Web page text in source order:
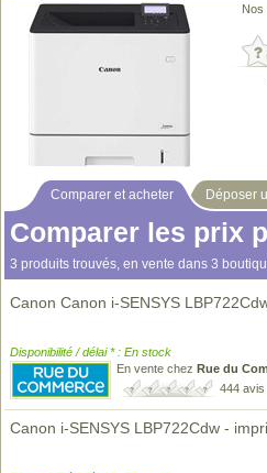
Nos
Comparer et acheter Déposer
Comparer les prix
3 produits trouvés, en vente dans 3
Canon Canon i-SENSYS
Disponibilité / délai * : En stock
En vente chez Rue du
444
Canon i-SENSYS LBP722Cdw -